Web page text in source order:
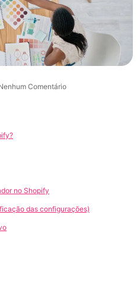
Comentário
no Shopify
das configurações)